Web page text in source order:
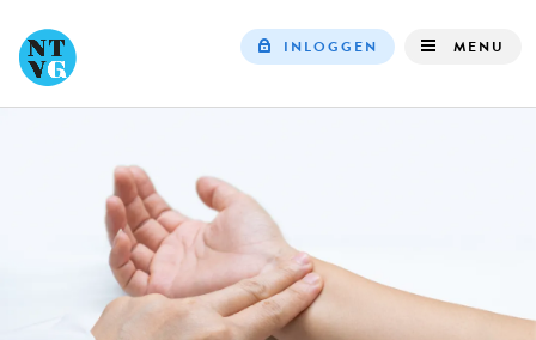
INLOGGEN MENU